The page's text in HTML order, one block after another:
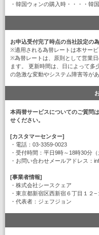
・韓国ウォンの購入時・・・・韓
お申込受付完了時点の当社設定の
※適用される為替レートは本サー
※為替レートは、原則として営業
ます。 更新時間は、日によって多
の急激な変動やシステム障害等が
本両替サービスについてのご質問
せください。
[カスタマーセンター]
・電話：03-3359-0023
・受付時間：平日9時～18時30分
・お問い合わせメールアドレス：
[事業者情報]
・株式会社シースクェア
・東京都新宿区西新宿６丁目１
・代表者：ジェフジョン